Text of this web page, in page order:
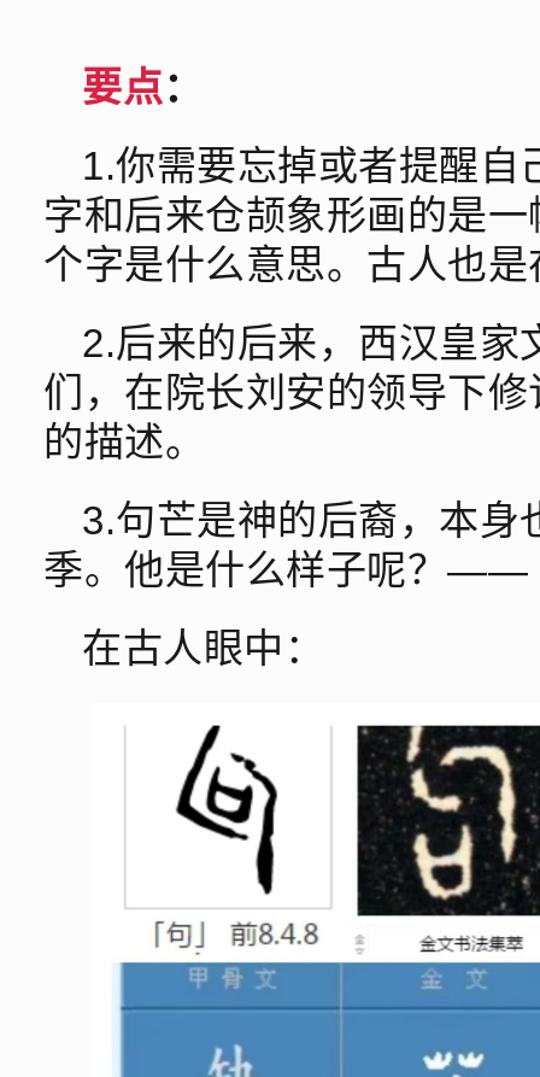
要点：
1.你需要忘掉或者提醒自
字和后来仓颉象形画的是
个字是什么意思。古人也
2.后来的后来，西汉皇家
们，在院长刘安的领导下
的描述。
3.句芒是神的后裔，本身
季。他是什么样子呢？——
在古人眼中：